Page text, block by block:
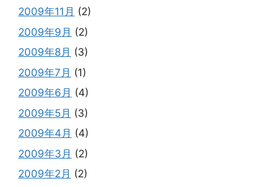
2009年11月 (2)
2009年9月 (2)
2009年8月 (3)
2009年7月 (1)
2009年6月 (4)
2009年5月 (3)
2009年4月 (4)
2009年3月 (2)
2009年2月 (2)